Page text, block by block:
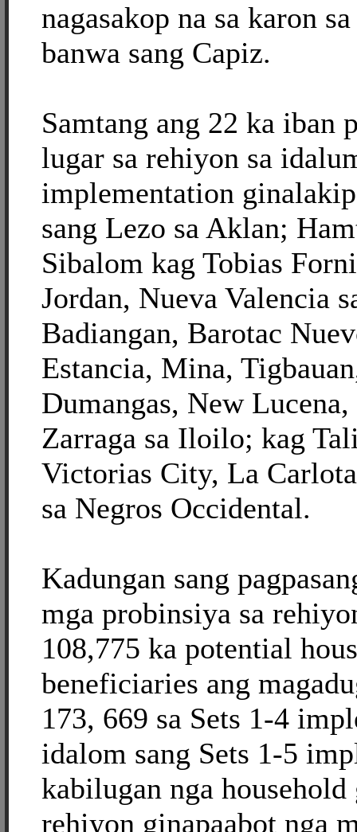
nagasakop na sa karon
banwa sang Capiz.
Samtang ang 22 ka iban
lugar sa rehiyon sa
implementation
sang Lezo sa Aklan;
Sibalom kag Tobias
Jordan, Nueva Valencia
Badiangan, Barotac
Estancia, Mina,
Dumangas, New
Zarraga sa Iloilo; kag
Victorias City, La
sa Negros Occidental.
Kadungan sang
mga probinsiya sa
108,775 ka potential
beneficiaries ang
173, 669 sa Sets 1-4
idalom sang Sets 1-5
kabilugan nga household
rehiyon ginapaabot nga